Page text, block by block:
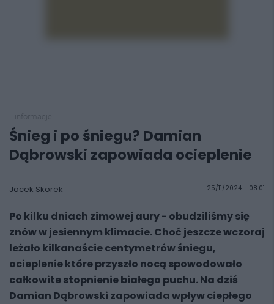
Śnieg i po śniegu? Damian
Dąbrowski zapowiada ocieplenie
Jacek Skorek 25/11/2024 - 08:01
Po kilku dniach zimowej aury - obudziliśmy się
znów w jesiennym klimacie. Choć jeszcze wczoraj
leżało kilkanaście centymetrów śniegu,
ocieplenie które przyszło nocą spowodowało
całkowite stopnienie białego puchu. Na dziś
Damian Dąbrowski zapowiada wpływ ciepłego